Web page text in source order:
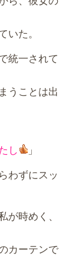
た。
統一されて
うことは出
し
」
わずにスッ
時めく、
カーテンで